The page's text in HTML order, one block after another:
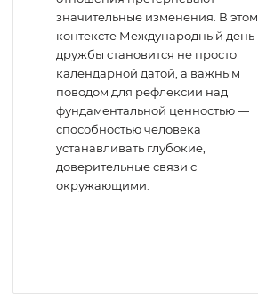
значительные изменения. В этом
контексте Международный день
дружбы становится не просто
календарной датой, а важным
поводом для рефлексии над
фундаментальной ценностью —
способностью человека
устанавливать глубокие,
доверительные связи с
окружающими.